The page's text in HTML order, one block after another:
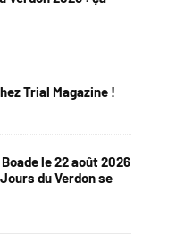
Trial Magazine !
le 22 août 2026
du Verdon se